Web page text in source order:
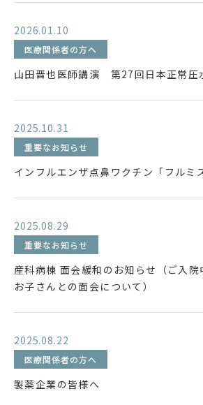
2026.01.10
医療関係者の方へ
山田晋也医師講演 第27回日本正常圧
2025.10.31
重要なお知らせ
インフルエンザ点鼻ワクチン「フルミ
2025.08.29
重要なお知らせ
産科病棟 面会緩和のお知らせ（ご入
お子さんとの面会について）
2025.08.22
医療関係者の方へ
製薬企業の皆様へ